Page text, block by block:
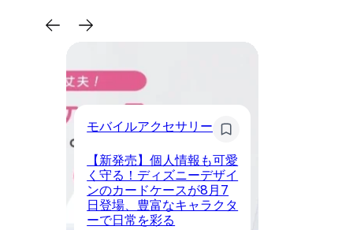
モバイルアクセサリー
【新発売】個人情報も可愛
く守る！ディズニーデザイ
ンのカードケースが8月7
日登場、豊富なキャラクタ
ーで日常を彩る